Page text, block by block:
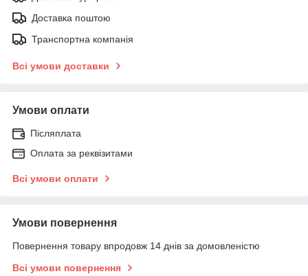
Доставка поштою
Транспортна компанія
Всі умови доставки
Умови оплати
Післяплата
Оплата за реквізитами
Всі умови оплати
Умови повернення
Повернення товару впродовж 14 днів за домовленістю
Всі умови повернення